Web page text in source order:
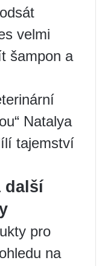
velmi
šampon a
Natalya
tajemství
další
pro
na